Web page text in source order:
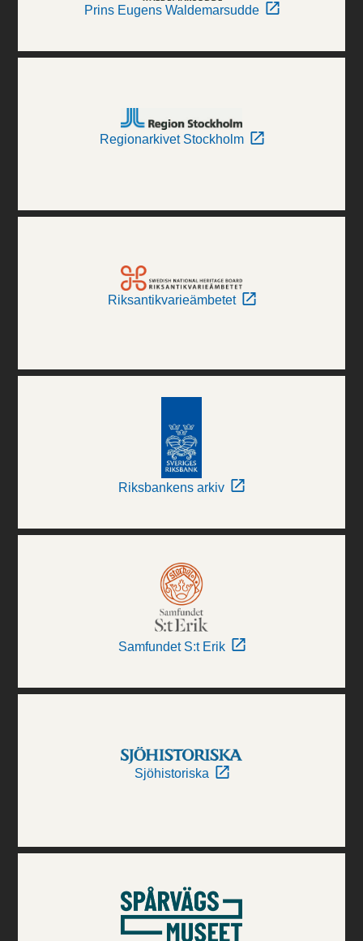
Prins Eugens Waldemarsudde
Regionarkivet Stockholm
Riksantikvarieämbetet
Riksbankens arkiv
Samfundet S:t Erik
Sjöhistoriska